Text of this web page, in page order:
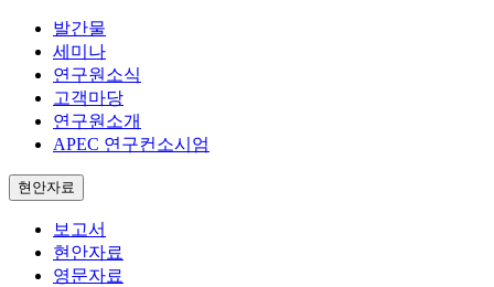
발간물
세미나
연구원소식
고객마당
연구원소개
APEC 연구컨소시엄
현안자료
보고서
현안자료
영문자료